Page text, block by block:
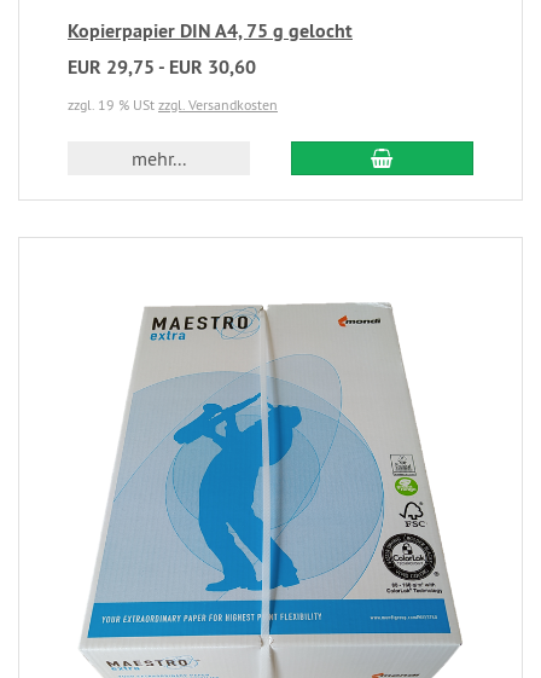
Kopierpapier DIN A4, 75 g gelocht
EUR 29,75 - EUR 30,60
zzgl. 19 % USt zzgl. Versandkosten
mehr...